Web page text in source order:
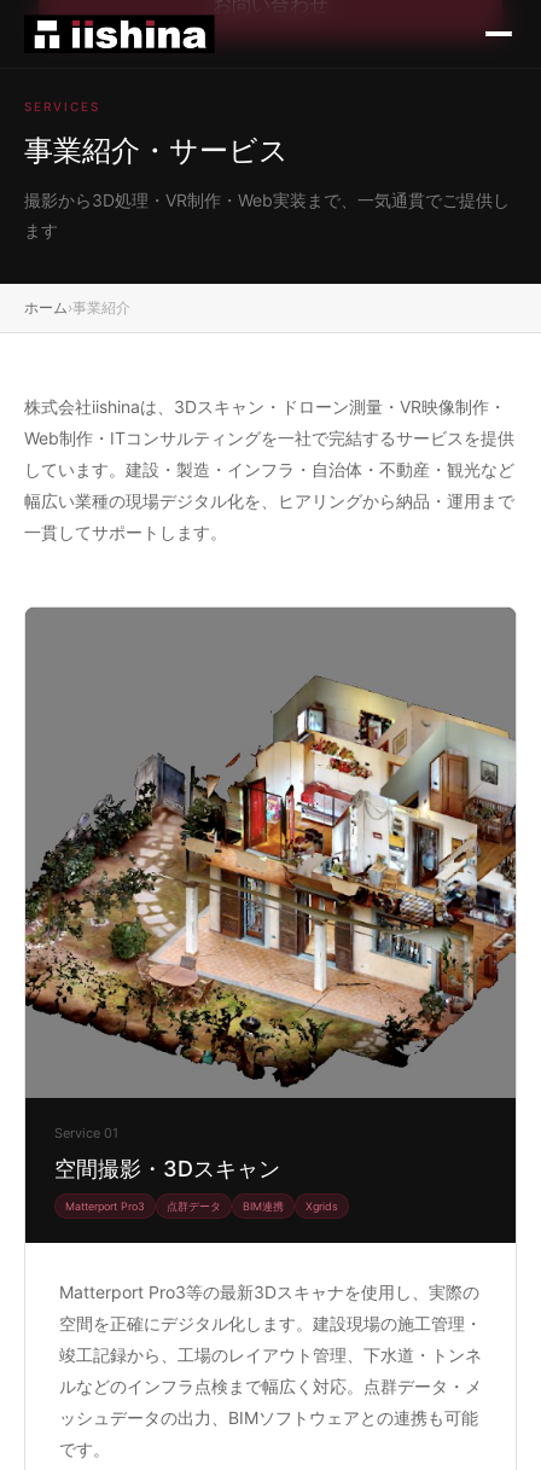
SERVICES
事業紹介・サービス
撮影から3D処理・VR制作・Web実装まで、一気通貫でご提供し
ます
ホーム›事業紹介
株式会社iishinaは、3Dスキャン・ドローン測量・VR映像制作・
Web制作・ITコンサルティングを一社で完結するサービスを提供
しています。建設・製造・インフラ・自治体・不動産・観光など
幅広い業種の現場デジタル化を、ヒアリングから納品・運用まで
一貫してサポートします。
Service 01
空間撮影・3Dスキャン
Matterport Pro3 点群データ BIM連携 Xgrids
Matterport Pro3等の最新3Dスキャナを使用し、実際の
空間を正確にデジタル化します。建設現場の施工管理・
竣工記録から、工場のレイアウト管理、下水道・トンネ
ルなどのインフラ点検まで幅広く対応。点群データ・メ
ッシュデータの出力、BIMソフトウェアとの連携も可能
です。